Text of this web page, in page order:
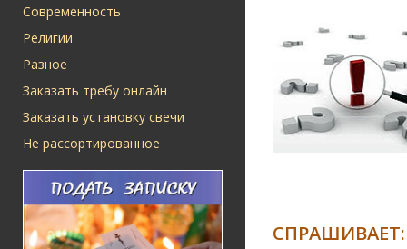
Современность
Религии
Разное
Заказать требу онлайн
Заказать установку свечи
Не рассортированное
СПРАШИВАЕТ: